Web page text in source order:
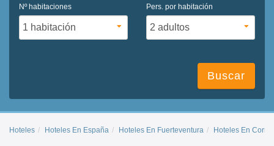
Nº habitaciones Pers. por habitación
Buscar
Hoteles Hoteles En España Hoteles En Fuerteventura Hoteles En